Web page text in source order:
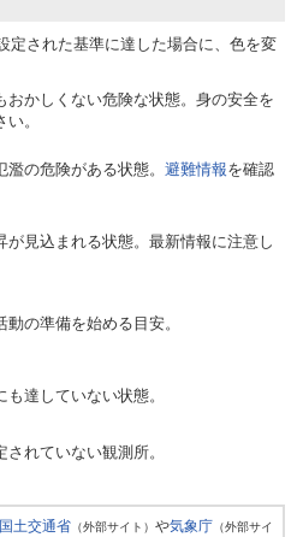
定された基準に達した場合に、色を変
おかしくない危険な状態。身の安全を
。
の危険がある状態。 避難情報を確認
が見込まれる状態。最新情報に注意し
の準備を始める目安。
も達していない状態。
れていない観測所。
国土交通省 （外部サイト） や気象庁 （外部サイ